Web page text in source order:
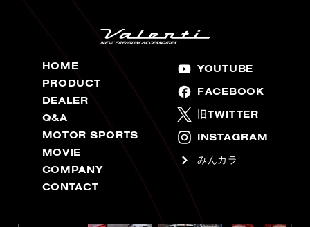
HOME
PRODUCT
DEALER
Q&A
MOTOR SPORTS
MOVIE
COMPANY
CONTACT
YOUTUBE
FACEBOOK
旧TWITTER
INSTAGRAM
みんカラ